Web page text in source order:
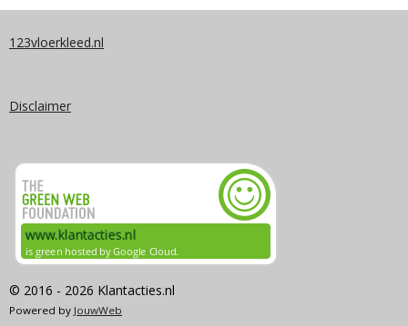
L
N
E
A
E
N
L
123vloerkleed.nl
Disclaimer
© 2016 - 2026 Klantacties.nl
Powered by JouwWeb